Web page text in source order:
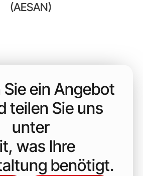
(AESAN)
Sie ein Angebot
teilen Sie uns
unter
was Ihre
benötigt.